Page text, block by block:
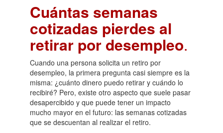
Cuántas semanas
cotizadas pierdes al
retirar por desempleo.
Cuando una persona solicita un retiro por
desempleo, la primera pregunta casi siempre es la
misma: ¿cuánto dinero puedo retirar y cuándo lo
recibiré? Pero, existe otro aspecto que suele pasar
desapercibido y que puede tener un impacto
mucho mayor en el futuro: las semanas cotizadas
que se descuentan al realizar el retiro.